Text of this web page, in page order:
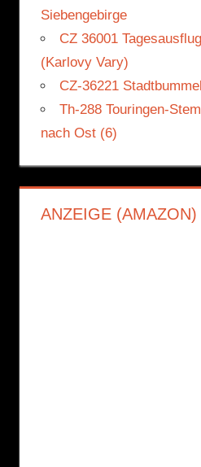
Siebengebirge
CZ 36001
(Karlovy Vary)
CZ-36221
Th-288 Touringen-
nach Ost (6)
ANZEIGE (AMAZON)